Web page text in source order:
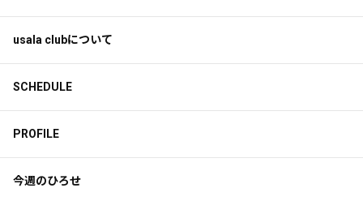
usala clubについて
SCHEDULE
PROFILE
今週のひろせ